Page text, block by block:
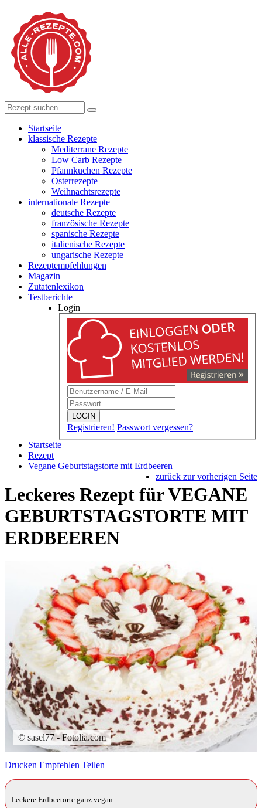
Startseite
klassische Rezepte
Mediterrane Rezepte
Low Carb Rezepte
Pfannkuchen Rezepte
Osterrezepte
Weihnachtsrezepte
internationale Rezepte
deutsche Rezepte
französische Rezepte
spanische Rezepte
italienische Rezepte
ungarische Rezepte
Rezeptempfehlungen
Magazin
Zutatenlexikon
Testberichte
Login
LOGIN
Registrieren! Passwort vergessen?
Startseite
Rezept
Vegane Geburtstagstorte mit Erdbeeren
zurück zur vorherigen Seite
Leckeres Rezept fürVEGANE
GEBURTSTAGSTORTE MIT
ERDBEEREN
© sasel77 - Fotolia.com
Drucken Empfehlen Teilen
Leckere Erdbeetorte ganz vegan